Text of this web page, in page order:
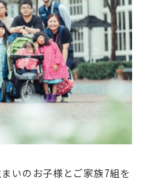
いのお子様とご家族7組を